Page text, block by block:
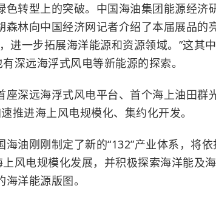
色转型上的突破。中国海油集团能源经济
林向中国经济网记者介绍了本届展品的亮
进一步拓展海洋能源和资源领域。”这其
深远海浮式风电等新能源的探索。
深远海浮式风电平台、首个海上油田群
推进海上风电规模化、集约化开发。
油刚刚制定了新的“132”产业体系，将
风电规模化发展，并积极探索海洋能及
洋能源版图。